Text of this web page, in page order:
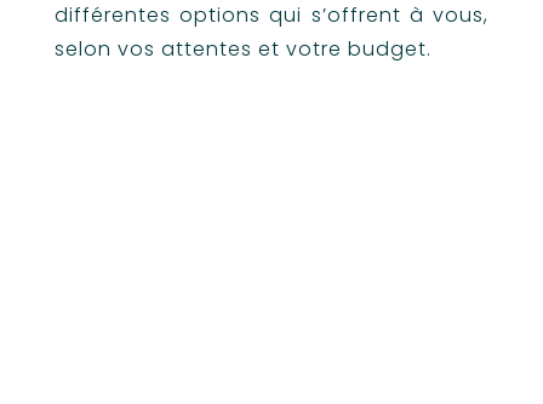
différentes options qui s’offrent à vous,
selon vos attentes et votre budget.